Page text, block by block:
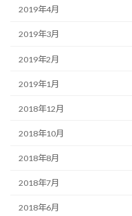
2019年4月
2019年3月
2019年2月
2019年1月
2018年12月
2018年10月
2018年8月
2018年7月
2018年6月